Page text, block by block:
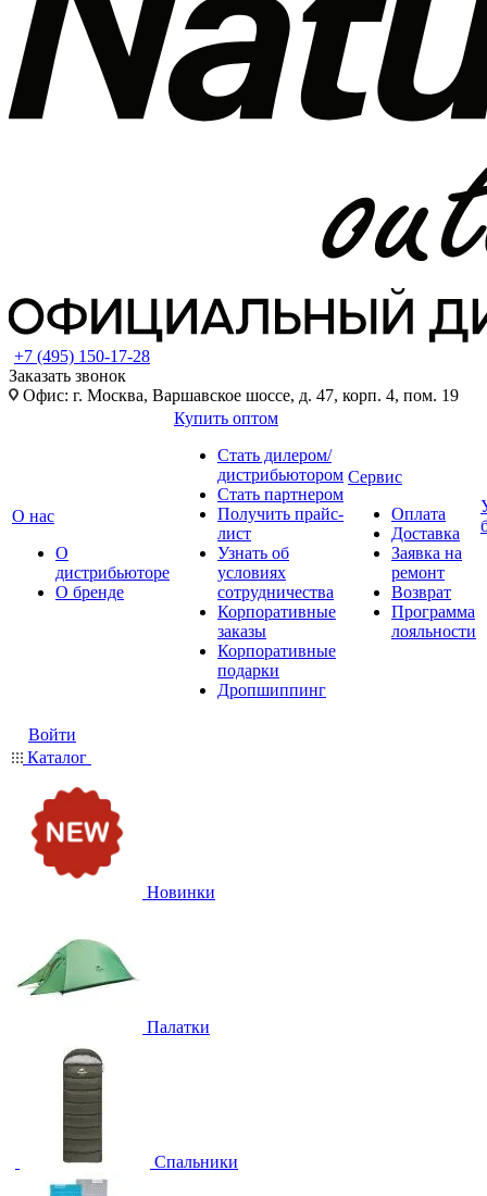
+7 (495) 150-17-28
Заказать звонок
Офис: г. Москва, Варшавское шоссе, д. 47, корп. 4, пом. 19
О нас
О
дистрибьюторе
О бренде
Купить оптом
Стать дилером/
дистрибьютором
Стать партнером
Получить прайс-
лист
Узнать об
условиях
сотрудничества
Корпоративные
заказы
Корпоративные
подарки
Дропшиппинг
Сервис
Оплата
Доставка
Заявка на
ремонт
Возврат
Программа
лояльности
Войти
Каталог
Новинки
Палатки
Спальники